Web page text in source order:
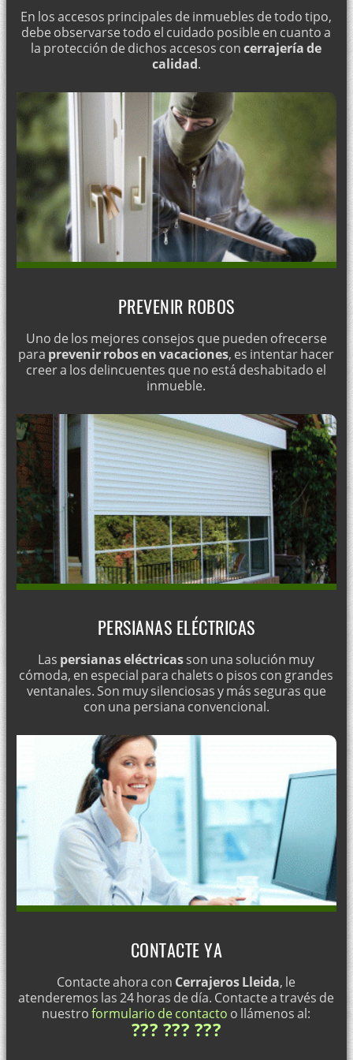
Cerraduras Lince, reparación e instalación
Instalación de cerraduras UCEM
Cerrajería económica en Albesa
Cerraduras anti taladro, instalación en Lleida
Instalación de cerraduras antibumping
Apertura de puertas en Els Alamús
Cerraduras anti robo, instalación y reparación
No contrate a los cerrajeros de las pegatinas
Instalación de cerraduras anti tarjetas
Montaje de cerraduras anti palanca
Instalación de cerraduras antipánico
Apertura de puertas en Agramunt, Lleida
Consejos para prevenir robos durante las vacaciones
Venta e instalación de cilindros de seguridad
Montaje de accesorios para vías de escape
Instalación de cerraduras de seguridad Tesa: instalación en
toda Lleida
Montaje y venta de cierrapuertas
Optimizar la seguridad en los trasteros
Instalación de cerraduras para puertas de madera
Apertura de cajas fuertes
Cerrajería antiladrones
Cerraduras antirrobo para viviendas
¿Necesita cerrajeros económicos?
En los accesos principales de inmuebles de todo tipo,
debe observarse todo el cuidado posible en cuanto a
la protección de dichos accesos concerrajería de
calidad.
PREVENIR ROBOS
Uno de los mejores consejos que pueden ofrecerse
para prevenir robos en vacaciones, es intentar hacer
creer a los delincuentes que no está deshabitado el
inmueble.
PERSIANAS ELÉCTRICAS
Las persianas eléctricasson una solución muy
cómoda, en especial para chalets o pisos con grandes
ventanales. Son muy silenciosas y más seguras que
con una persiana convencional.
CONTACTE YA
Contacte ahora con Cerrajeros Lleida, le
atenderemos las 24 horas de día. Contacte a través de
nuestroformulario de contacto o llámenos al:
??? ??? ???